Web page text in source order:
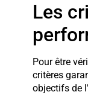
Les
Pour être
critères
objectifs de